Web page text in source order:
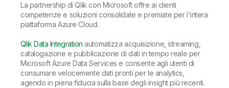
La partnership di Qlik con Microsoft offre ai clienti
competenze e soluzioni consolidate e premiate per l'intera
piattaforma Azure Cloud.
Qlik Data Integration automatizza acquisizione, streaming,
catalogazione e pubblicazione di dati in tempo reale per
Microsoft Azure Data Services e consente agli utenti di
consumare velocemente dati pronti per le analytics,
agendo in piena fiducia sulla base degli insight più recenti.